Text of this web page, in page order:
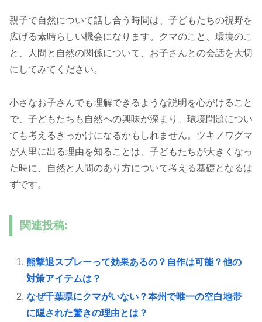
親子で自然について話し合う時間は、子どもたちの視野を
広げる素晴らしい機会になります。クマのこと、環境のこ
と、人間と自然の関係について、お子さんとの会話を大切
にしてみてください。
小さなお子さんでも理解できるような説明を心がけること
で、子どもたちも自然への興味が深まり、環境問題につい
ても考えるきっかけになるかもしれません。ツキノワグマ
が人里に出る理由を知ることは、子どもたちが大きくなっ
た時に、自然と人間のあり方について考える基礎となるは
ずです。
関連投稿:
熊撃退スプレーって効果あるの？自作は可能？他の
対策アイテムは？
なぜ千葉県にクマがいない？本州で唯一の空白地帯
に隠された驚きの理由とは？